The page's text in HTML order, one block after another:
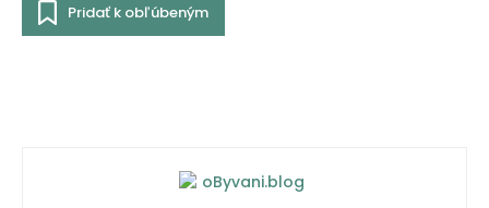
Pridať k obľúbeným